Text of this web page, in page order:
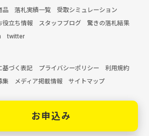
品 落札実績一覧
受取シミュレーション
役立ち情報 スタッフブログ
驚きの落札結果
twitter
基づく表記 プライバシーポリシー
利用規約
集 メディア掲載情報 サイトマップ
お申込み